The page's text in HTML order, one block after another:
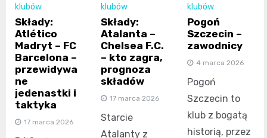
klubów
Składy:
Atlético
Madryt – FC
Barcelona –
przewidywa
ne
jedenastki i
taktyka
17 marca 2026
klubów
Składy:
Atalanta –
Chelsea F.C.
– kto zagra,
prognoza
składów
17 marca 2026
Starcie
Atalanty z
klubów
Pogoń
Szczecin –
zawodnicy
4 marca 2026
Pogoń
Szczecin to
klub z bogatą
historią, przez